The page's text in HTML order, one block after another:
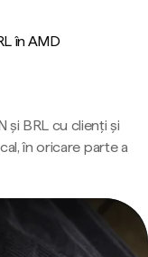
în AMD
și BRL cu clienți și
în oricare parte a